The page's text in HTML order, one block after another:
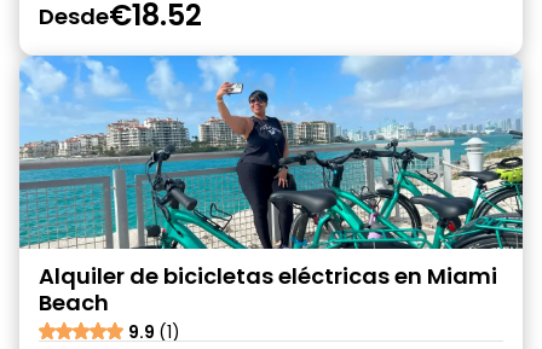
Desde€18.52
Alquiler de bicicletas eléctricas en Miami
Beach
9.9 (1)